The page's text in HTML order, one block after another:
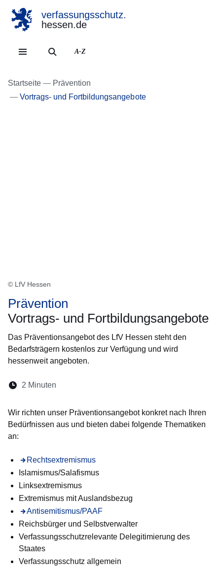
verfassungsschutz.
hessen.de
A-Z
Startseite
Prävention
Vortrags- und Fortbildungsangebote
© LfV Hessen
Prävention
Vortrags- und Fortbildungsangebote
Das Präventionsangebot des LfV Hessen steht den
Bedarfsträgern kostenlos zur Verfügung und wird
hessenweit angeboten.
Lesedauer:
2 Minuten
Wir richten unser Präventionsangebot konkret nach Ihren
Bedürfnissen aus und bieten dabei folgende Thematiken
an:
Rechtsextremismus
Öffnet sich in einem neuen Fenster
Islamismus/Salafismus
Linksextremismus
Extremismus mit Auslandsbezug
Antisemitismus/PAAF
Öffnet sich in einem neuen Fenster
Reichsbürger und Selbstverwalter
Verfassungsschutzrelevante Delegitimierung des
Staates
Verfassungsschutz allgemein